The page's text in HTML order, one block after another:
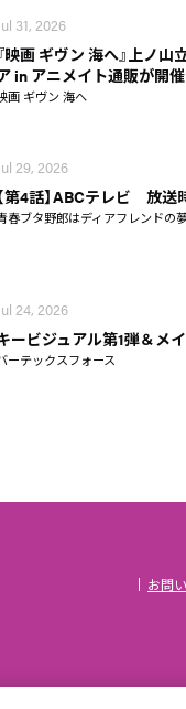
31, 2026
映画 ギヴン 海へ』上ノ山
in アニメイト通販が開催
画 ギヴン 海へ
29, 2026
第4話】ABCテレビ 放送
春ブタ野郎はディアフレンドの
24, 2026
ービジュアル第1弾＆メ
ーテックスフォース
お問